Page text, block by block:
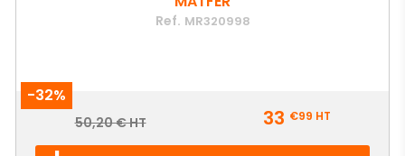
Ref. MR320998
-32%
Prix
Prix
50,20 € HT 33 €99 HT